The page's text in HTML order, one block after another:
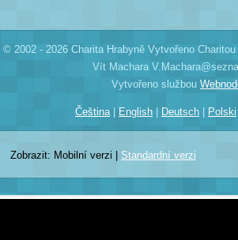
© 2002 - 2026 Charita Hrabyně Vytvořeno
Vít Machara
Vytvořeno službou
Čeština|English|Deutsch | Polski
Zobrazit: Mobilní verzi Standardní verzi